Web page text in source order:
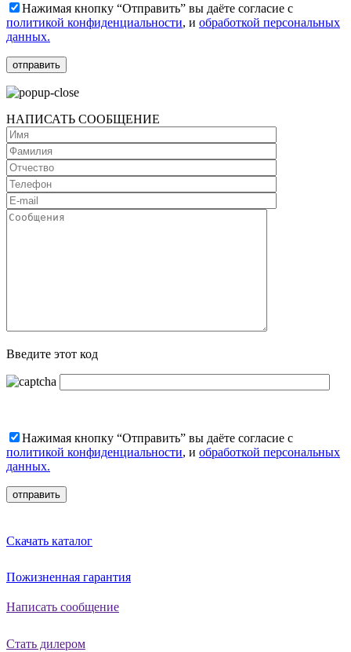
Нажимая кнопку “Отправить” вы даёте согласие с
политикой конфиденциальности, и обработкой персональных
данных.
НАПИСАТЬ СООБЩЕНИЕ
Введите этот код
Нажимая кнопку “Отправить” вы даёте согласие с
политикой конфиденциальности, и обработкой персональных
данных.
Скачать каталог
Пожизненная гарантия
Написать сообщение
Стать дилером